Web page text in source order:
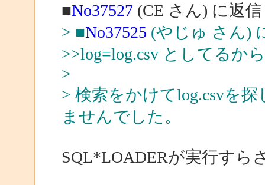
■No37527(CE さん) に返信
> ■No37525 (やじゅ さん)
>>log=log.csv としてるか
>
> 検索をかけてlog.csvを
ませんでした。
SQL*LOADERが実行すら